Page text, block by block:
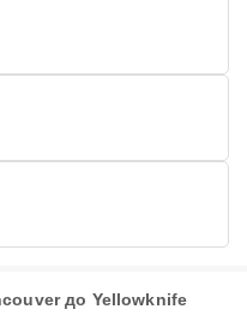
до Yellowknife